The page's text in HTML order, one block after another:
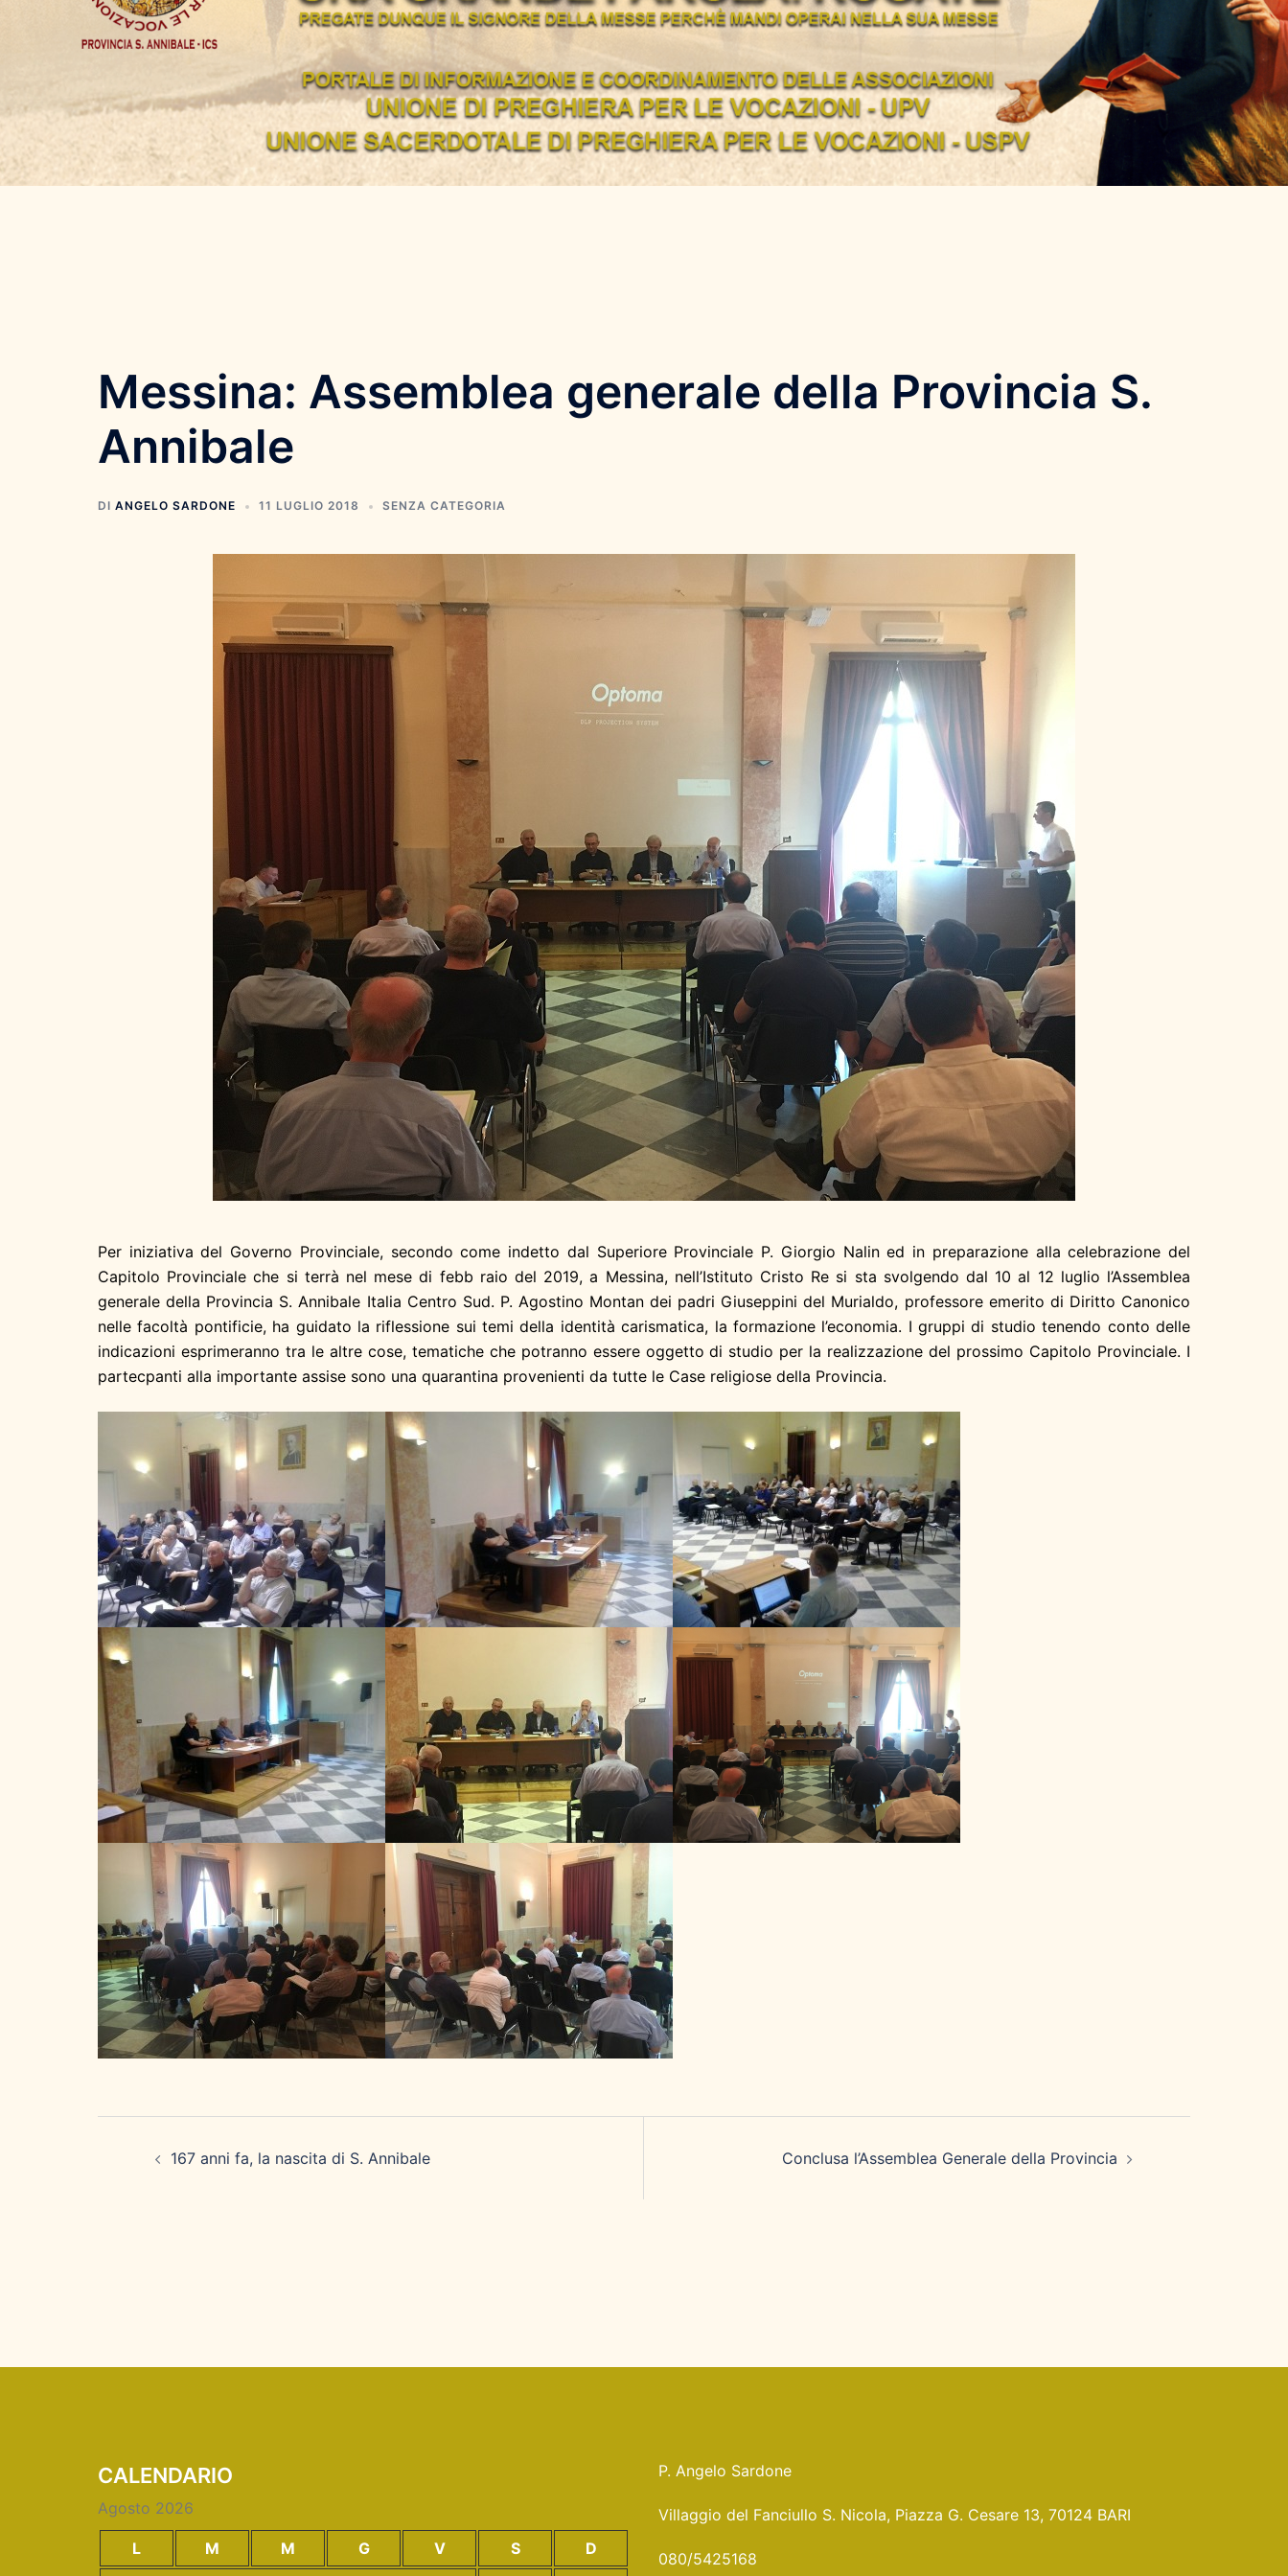
Messina: Assemblea generale della Provincia S.
Annibale
DI ANGELO SARDONE 11 LUGLIO 2018 SENZA CATEGORIA
Per iniziativa del Governo Provinciale, secondo come indetto dal Superiore Provinciale P. Giorgio Nalin ed in preparazione alla celebrazione del
Capitolo Provinciale che si terrà nel mese di febb raio del 2019, a Messina, nell’Istituto Cristo Re si sta svolgendo dal 10 al 12 luglio l’Assemblea
generale della Provincia S. Annibale Italia Centro Sud. P. Agostino Montan dei padri Giuseppini del Murialdo, professore emerito di Diritto Canonico
nelle facoltà pontificie, ha guidato la riflessione sui temi della identità carismatica, la formazione l’economia. I gruppi di studio tenendo conto delle
indicazioni esprimeranno tra le altre cose, tematiche che potranno essere oggetto di studio per la realizzazione del prossimo Capitolo Provinciale. I
partecpanti alla importante assise sono una quarantina provenienti da tutte le Case religiose della Provincia.
articolo167 anni fa, la nascita di S. Annibale Conclusa l’Assemblea Generale della Provincia
CALENDARIO
Agosto 2026
L M M G V S D
P. Angelo Sardone
Villaggio del Fanciullo S. Nicola, Piazza G. Cesare 13, 70124 BARI
080/5425168